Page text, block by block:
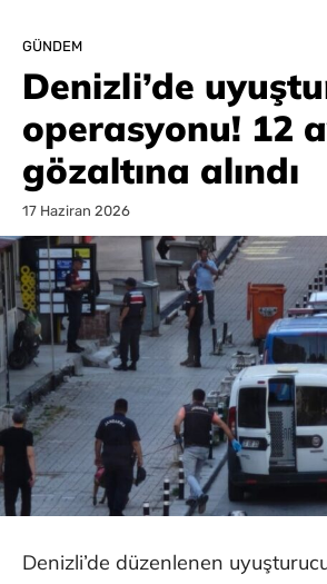
GÜNDEM
Denizli’de
operasyonu! 12
gözaltına alındı
17 Haziran 2026
Denizli’de düzenlenen